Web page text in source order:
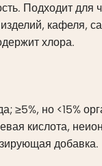
Подходит для
кафеля,
хлора.
≥5%, но <15%
кислота,
добавка.